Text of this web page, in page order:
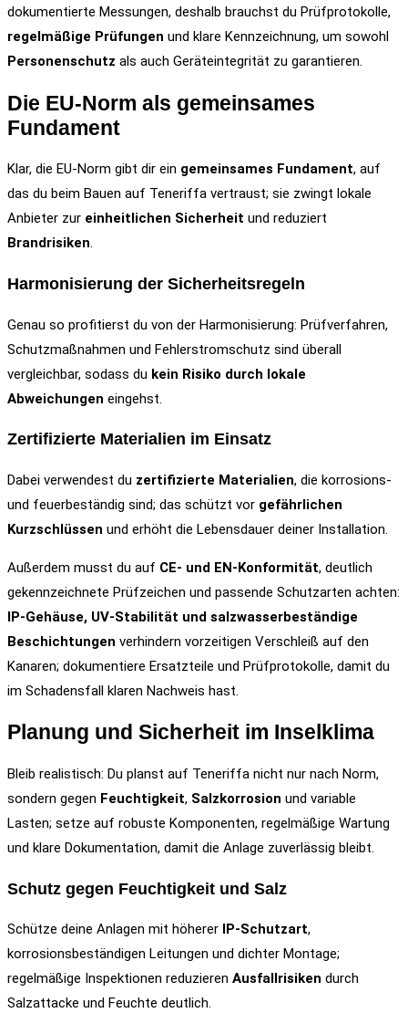
dokumentierte Messungen, deshalb brauchst du Prüfprotokolle,
regelmäßige Prüfungen und klare Kennzeichnung, um sowohl
Personenschutz als auch Geräteintegrität zu garantieren.
Die EU-Norm als gemeinsames
Fundament
Klar, die EU-Norm gibt dir ein gemeinsames Fundament, auf
das du beim Bauen auf Teneriffa vertraust; sie zwingt lokale
Anbieter zur einheitlichen Sicherheit und reduziert
Brandrisiken.
Harmonisierung der Sicherheitsregeln
Genau so profitierst du von der Harmonisierung: Prüfverfahren,
Schutzmaßnahmen und Fehlerstromschutz sind überall
vergleichbar, sodass du kein Risiko durch lokale
Abweichungen eingehst.
Zertifizierte Materialien im Einsatz
Dabei verwendest du zertifizierte Materialien, die korrosions-
und feuerbeständig sind; das schützt vor gefährlichen
Kurzschlüssen und erhöht die Lebensdauer deiner Installation.
Außerdem musst du auf CE‑ und EN‑Konformität, deutlich
gekennzeichnete Prüfzeichen und passende Schutzarten achten:
IP‑Gehäuse, UV‑Stabilität und salzwasserbeständige
Beschichtungen verhindern vorzeitigen Verschleiß auf den
Kanaren; dokumentiere Ersatzteile und Prüfprotokolle, damit du
im Schadensfall klaren Nachweis hast.
Planung und Sicherheit im Inselklima
Bleib realistisch: Du planst auf Teneriffa nicht nur nach Norm,
sondern gegen Feuchtigkeit, Salzkorrosion und variable
Lasten; setze auf robuste Komponenten, regelmäßige Wartung
und klare Dokumentation, damit die Anlage zuverlässig bleibt.
Schutz gegen Feuchtigkeit und Salz
Schütze deine Anlagen mit höherer IP-Schutzart,
korrosionsbeständigen Leitungen und dichter Montage;
regelmäßige Inspektionen reduzieren Ausfallrisiken durch
Salzattacke und Feuchte deutlich.